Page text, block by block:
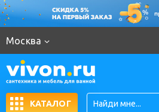
Москва
КАТАЛОГ